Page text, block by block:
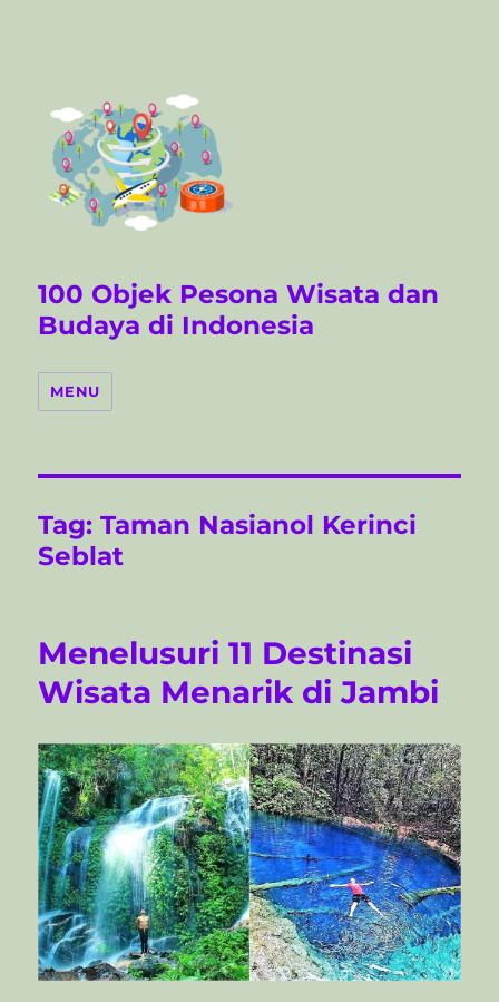
100 Objek Pesona Wisata dan
Budaya di Indonesia
MENU
Tag:Taman Nasianol Kerinci
Seblat
Menelusuri 11 Destinasi
Wisata Menarik di Jambi